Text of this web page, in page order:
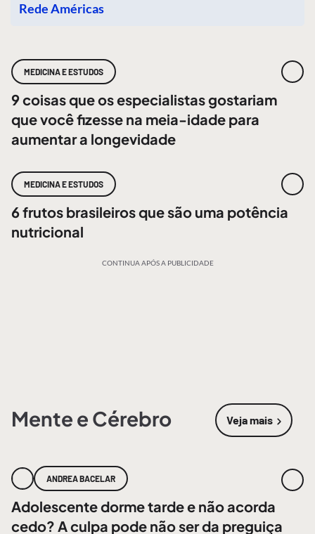
Rede Américas
MEDICINA E ESTUDOS
9 coisas que os especialistas gostariam
que você fizesse na meia-idade para
aumentar a longevidade
MEDICINA E ESTUDOS
6 frutos brasileiros que são uma potência
nutricional
CONTINUA APÓS A PUBLICIDADE
Mente e Cérebro Veja mais
sobre
ANDREA BACELAR
Adolescente dorme tarde e não acorda
cedo? A culpa pode não ser da preguiça